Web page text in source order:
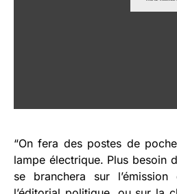
“On fera des postes de
lampe électrique. Plus besoin
se branchera sur l’émission